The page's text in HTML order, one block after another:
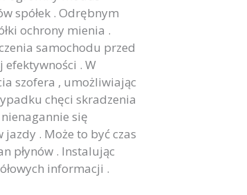
spółek . Odrębnym
ochrony mienia .
samochodu przed
efektywności . W
szofera , umożliwiając
chęci skradzenia
nienagannie się
. Może to być czas
płynów . Instalując
informacji .